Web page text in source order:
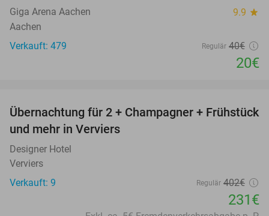
Giga Arena Aachen 9.9 star
Aachen
Verkauft: 479
Regulär 40€
20€
43%
Übernachtung für 2 + Champagner + Frühstück
und mehr in Verviers
Designer Hotel
Verviers
Verkauft: 9
Regulär 402€
231€